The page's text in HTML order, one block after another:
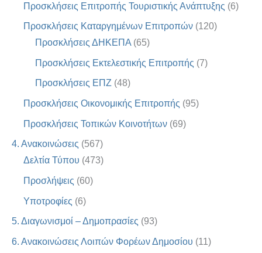
Προσκλήσεις Επιτροπής Τουριστικής Ανάπτυξης (6)
Προσκλήσεις Καταργημένων Επιτροπών (120)
Προσκλήσεις ΔΗΚΕΠΑ (65)
Προσκλήσεις Εκτελεστικής Επιτροπής (7)
Προσκλήσεις ΕΠΖ (48)
Προσκλήσεις Οικονομικής Επιτροπής (95)
Προσκλήσεις Τοπικών Κοινοτήτων (69)
4. Ανακοινώσεις (567)
Δελτία Τύπου (473)
Προσλήψεις (60)
Υποτροφίες (6)
5. Διαγωνισμοί – Δημοπρασίες (93)
6. Ανακοινώσεις Λοιπών Φορέων Δημοσίου (11)